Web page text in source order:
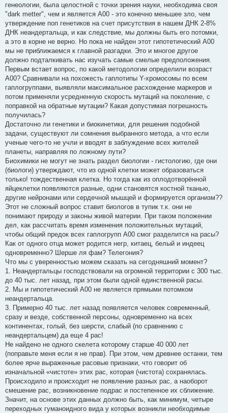
генеологии, была целостной с точки зрения науки, необходима своя
"dark metter", чем и является А00 - это конечно меньшее зло, чем
утверждение поп генетиков на счет присутствия в нашем ДНК 2-8%
ДНК неандертальца, и как следствие, мы должны быть его потомки,
а это в корне не верно. Но пока не найден этот гипотетический А00
мы не приближаемся к главной разгадки. Это и многое другое
должно подталкивать нас изучать самые смелые предположения.
Первым встает вопрос, по какой методологии определили возраст
А00? Сравнивали на похожесть гаплотипы Y-хромосомы по всем
гаплогруппами, выявляли максимальное расхождение маркеров и
потом применяли усредненную скорость мутаций на поколение, с
поправкой на обратные мутации? Какая допустимая погрешность
получилась?
Достаточно ли генетики и биокинетики, для решения подобной
задачи, существуют ли сомнения выбранного метода, а что если
ученые чего-то не учли и вводят в заблуждение всех жителей
планеты, направляя по ложному пути?
Биохимики не могут не знать раздел биологии - гистологию, где они
(биологи) утверждают, что из одной клетки может образоваться
только! тождественная клетка. Но тогда как из оплодотворённой
яйцеклетки появляются разные, одни становятся костной тканью,
другие нейронами или сердечной мышцей и формируется организм??
Этот не сложный вопрос ставит биологов в тупик т.к. они не
понимают природу и законы живой материи. При таком положении
дел, как рассчитать время изменения положительных мутаций,
чтобы общий предок всех гаплогрупп А00 смог разделится на расы?
Как от одного отца может родится негр, китаец, белый и индеец
одновременно? Шерше ля фам? Телегония?
Что мы с уверенностью можем сказать на сегодняшний момент?
1. Неандертальцы господствовали на огромной территории с 300 тыс.
до 40 тыс. лет назад, при этом были одной единственной расы.
2. Мы и гипотетический А00 не является прямыми потомком
неандертальца.
3. Примерно 40 тыс. лет назад появляется человек современный,
сразу и везде, собственной персоны, одновременно на всех
континентах, голый, без шерсти, слабый (по сравнению с
неандертальцем) да еще 4 рас!
Не найдено не одного скелета которому старше 40 000 лет
(поправьте меня если я не прав). При этом, чем древнее останки, тем
более ярче выраженные расовые признаки, что говорит об
изначальной «чистоте» этих рас, которая (чистота) сохранялась.
Происходило и происходит не появление разных рас, а наоборот
смешение рас, возникновение подрас и постепенное их сближение.
Значит, на основе этих данных должно быть, как минимум, четыре
переходных гуманоидного вида у которых возникли необходимые